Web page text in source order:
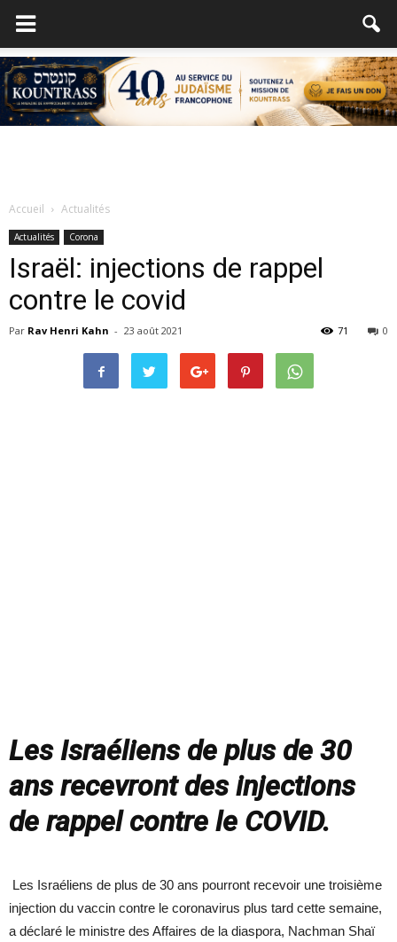
Accueil Actualités
Actualités Corona
Israël: injections de rappel
contre le covid
Par Rav Henri Kahn - 23 août 2021 0
71
Les Israéliens de plus de 30
ans recevront des injections
de rappel contre le COVID.
Les Israéliens de plus de 30 ans pourront recevoir une troisième
injection du vaccin contre le coronavirus plus tard cette semaine,
a déclaré le ministre des Affaires de la diaspora, Nachman Shaï